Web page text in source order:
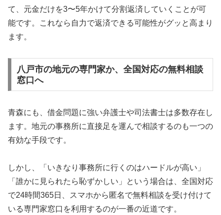
て、元金だけを3〜5年かけて分割返済していくことが可
能です。これなら自力で返済できる可能性がグッと高まり
ます。
八戸市の地元の専門家か、全国対応の無料相談
窓口へ
青森にも、借金問題に強い弁護士や司法書士は多数存在し
ます。地元の事務所に直接足を運んで相談するのも一つの
有効な手段です。
しかし、「いきなり事務所に行くのはハードルが高い」
「誰かに見られたら恥ずかしい」という場合は、全国対応
で24時間365日、スマホから匿名で無料相談を受け付けて
いる専門家窓口を利用するのが一番の近道です。